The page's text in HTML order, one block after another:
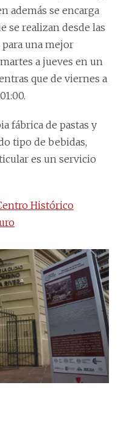
además se encarga
se realizan desde las
para una mejor
a jueves en un
que de viernes a
fábrica de pastas y
tipo de bebidas,
es un servicio
Histórico